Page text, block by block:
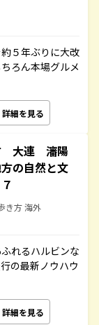
５年ぶりに大改
ろん本場グルメ
詳細を見る
大連 瀋陽
の自然と文
き方 海外
れるハルビンな
の最新ノウハウ
詳細を見る